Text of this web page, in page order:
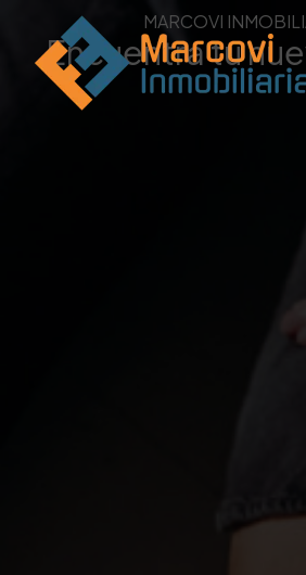
MARCOVI
Encuentra tu